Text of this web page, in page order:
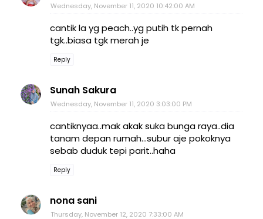
Wednesday, November 11, 2020 10:42:00 AM
cantik la yg peach..yg putih tk pernah
tgk..biasa tgk merah je
Reply
Sunah Sakura
Wednesday, November 11, 2020 3:03:00 PM
cantiknyaa..mak akak suka bunga raya..dia
tanam depan rumah...subur aje pokoknya
sebab duduk tepi parit..haha
Reply
nona sani
Thursday, November 12, 2020 7:33:00 AM